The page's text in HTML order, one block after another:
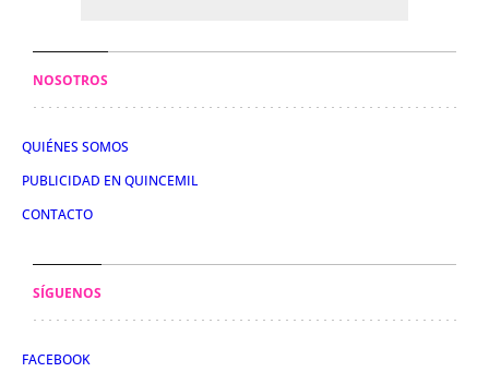
NOSOTROS
QUIÉNES SOMOS
PUBLICIDAD EN QUINCEMIL
CONTACTO
SÍGUENOS
FACEBOOK